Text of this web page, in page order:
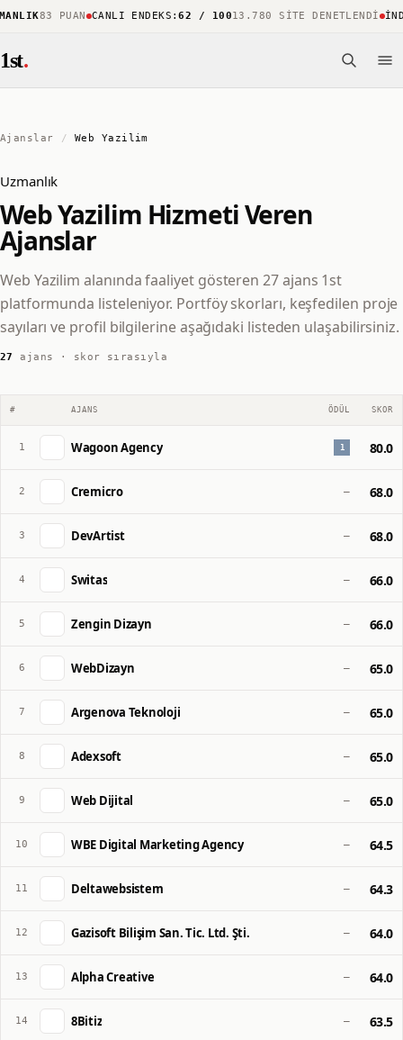
83 PUAN CANLI ENDEKS: 62 / 10013.780 SITE DENETLENDI
1st.
Ajanslar / Web Yazilim
Uzmanlık
Web Yazilim Hizmeti Veren
Ajanslar
Web Yazilim alanında faaliyet gösteren 27 ajans 1st
platformunda listeleniyor. Portföy skorları, keşfedilen proje
sayıları ve profil bilgilerine aşağıdaki listeden ulaşabilirsiniz.
27 ajans · skor sırasıyla
# AJANS ÖDÜL SKOR
1 Wagoon Agency 1 80.0
2 Cremicro — 68.0
3 DevArtist — 68.0
4 Switas — 66.0
5 Zengin Dizayn — 66.0
6 WebDizayn — 65.0
7 Argenova Teknoloji — 65.0
8 Adexsoft — 65.0
9 Web Dijital — 65.0
10 WBE Digital Marketing Agency — 64.5
11 Deltawebsistem — 64.3
12 Gazisoft Bilişim San. Tic. Ltd. Şti. — 64.0
13 Alpha Creative — 64.0
14 8Bitiz — 63.5